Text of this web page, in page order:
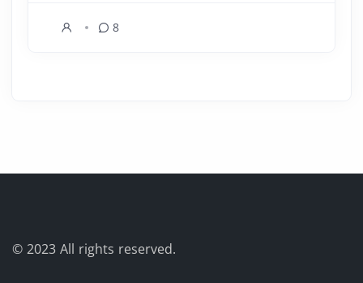
8
© 2023 All rights reserved.